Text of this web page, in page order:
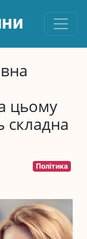
цьому
складна
Політика